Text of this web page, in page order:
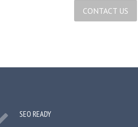
CONTACT US
SEO READY